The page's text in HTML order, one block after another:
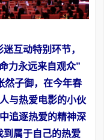
互动特别环节，
力永远来自观众”
然子御，在今年春
与热爱电影的小伙
追逐热爱的精神深
到属于自己的热爱